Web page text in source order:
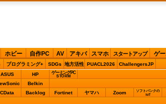
ホビー 自作PC AV アキバ スマホ スタートアップ ゲ
プログラミング+ SDGs 地方活性 PUACL2026 ChallengersJP
ASUS HP ゲーミングPC
STORM
Belkin
CData Backlog Fortinet ヤマハ Zoom
ソフトバンクの
IoT